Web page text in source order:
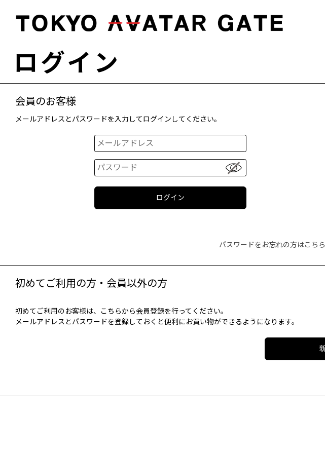
ログイン
会員のお客様
メールアドレスとパスワードを入力してログインしてください。
パスワードをお忘れの方はこちら
初めてご利用の方・会員以外の方
初めてご利用のお客様は、こちらから会員登録を行ってください。
メールアドレスとパスワードを登録しておくと便利にお買い物ができるようになります。